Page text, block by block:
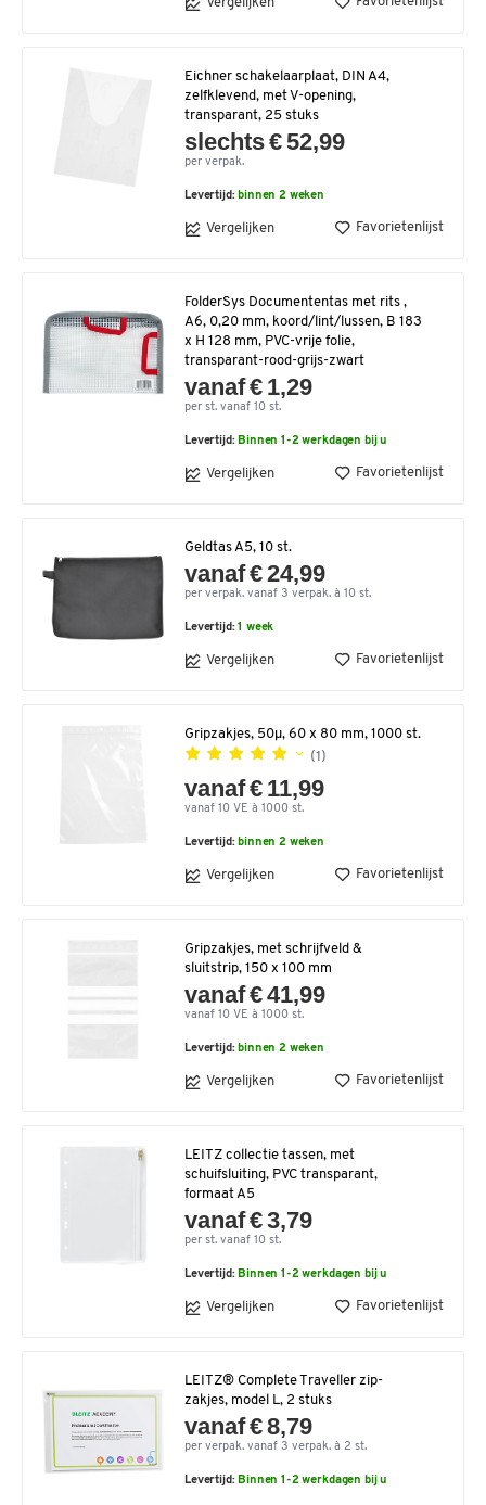
Vergelijken
Eichner schakelaarplaat, DIN A4,
zelfklevend, met V-opening,
transparant, 25 stuks
slechts € 52,99
per verpak.
Levertijd: binnen 2 weken
Vergelijken Favorietenlijst
FolderSys Documententas met rits ,
A6, 0,20 mm, koord/lint/lussen, B 183
x H 128 mm, PVC-vrije folie,
transparant-rood-grijs-zwart
vanaf € 1,29
per st. vanaf 10 st.
Levertijd: Binnen 1-2 werkdagen bij u
Vergelijken Favorietenlijst
Geldtas A5, 10 st.
vanaf € 24,99
per verpak. vanaf 3 verpak. à 10 st.
Levertijd:1 week
Vergelijken Favorietenlijst
Gripzakjes, 50µ, 60 x 80 mm, 1000 st.
(1)
vanaf € 11,99
vanaf 10 VE à 1000 st.
Levertijd: binnen 2 weken
Vergelijken Favorietenlijst
Gripzakjes, met schrijfveld &
sluitstrip, 150 x 100 mm
vanaf € 41,99
vanaf 10 VE à 1000 st.
Levertijd: binnen 2 weken
Vergelijken Favorietenlijst
LEITZ collectie tassen, met
schuifsluiting, PVC transparant,
formaat A5
vanaf € 3,79
per st. vanaf 10 st.
Levertijd: Binnen 1-2 werkdagen bij u
Vergelijken Favorietenlijst
LEITZ® Complete Traveller zip-
zakjes, model L, 2 stuks
vanaf € 8,79
per verpak. vanaf 3 verpak. à 2 st.
Levertijd: Binnen 1-2 werkdagen bij u